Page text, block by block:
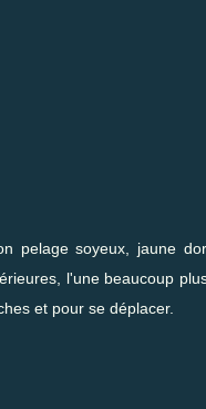
pelage soyeux, jaune
l'une beaucoup
et pour se déplacer.